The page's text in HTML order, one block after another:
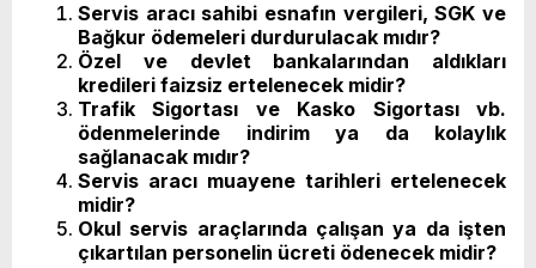
Servis aracı sahibi esnafın vergileri, SGK ve
Bağkur ödemeleri durdurulacak mıdır?
Özel ve devlet bankalarından aldıkları
kredileri faizsiz ertelenecek midir?
Trafik Sigortası ve Kasko Sigortası vb.
ödenmelerinde indirim ya da kolaylık
sağlanacak mıdır?
Servis aracı muayene tarihleri ertelenecek
midir?
Okul servis araçlarında çalışan ya da işten
çıkartılan personelin ücreti ödenecek midir?